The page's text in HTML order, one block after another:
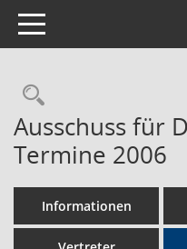
Toggle navigation
Ausschuss für
Termine 2006
Informationen